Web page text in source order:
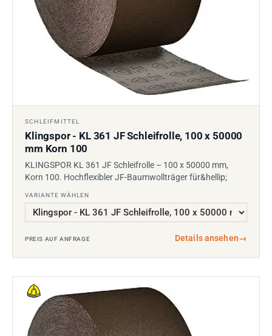
SCHLEIFMITTEL
Klingspor - KL 361 JF Schleifrolle, 100 x 50000
mm Korn 100
KLINGSPOR KL 361 JF Schleifrolle – 100 x 50000 mm,
Korn 100. Hochflexibler JF-Baumwollträger für&hellip;
VARIANTE WÄHLEN
PREIS AUF ANFRAGE Details ansehen→